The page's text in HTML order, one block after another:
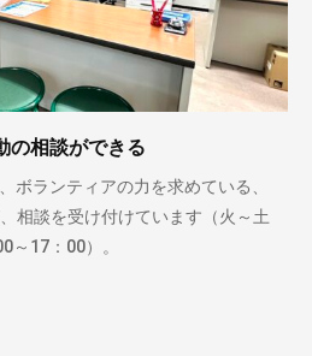
の相談ができる
ボランティアの力を求めている、
相談を受け付けています（火～土
～17：00）。